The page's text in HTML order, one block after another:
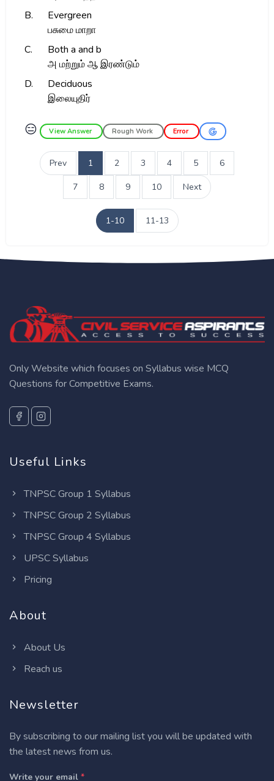
B.
Evergreen
பசுமை மாறா
C.
Both a and b
அ மற்றும் ஆ இரண்டும்
D.
Deciduous
இலையுதிர்
😑 View Answer Rough Work Error
Prev 1 2 3 4 5 6
7 8 9 10 Next
1-10 11-13
Only Website which focuses on Syllabus wise MCQ
Questions for Competitive Exams.
Useful Links
TNPSC Group 1 Syllabus
TNPSC Group 2 Syllabus
TNPSC Group 4 Syllabus
UPSC Syllabus
Pricing
About
About Us
Reach us
Newsletter
By subscribing to our mailing list you will be updated with
the latest news from us.
Write your email *